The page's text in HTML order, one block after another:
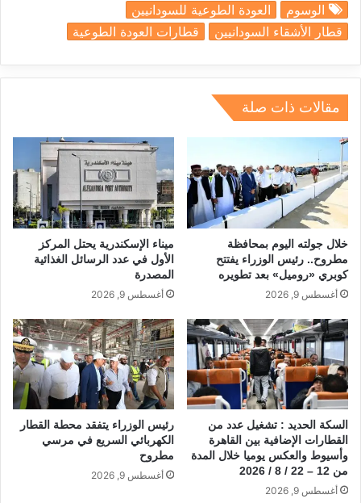
c
e
b
o
o
k
ai
l
at
s
A
p
e
a
d
e
gr
a
k
e
dI
ar
e
الوسوم
العودة الطوعية للسودانيين
قطار الأشقاء السودانيين
قطارات العودة الطوعية
مقالات ذات صلة
خلال جولته اليوم بمحافظة
مطروح.. رئيس الوزراء يفتتح
كوبري «روميل» بعد تطويره
أغسطس 9, 2026
ميناء الإسكندرية يحتل المركز
الأول في عدد الرسائل الغذائية
المصدرة
أغسطس 9, 2026
السكة الحديد : تشغيل عدد من
القطارات الإضافية بين القاهرة
وأسيوط والعكس يوميا خلال المدة
من 12 – 22 / 8 / 2026
أغسطس 9, 2026
رئيس الوزراء يتفقد محطة القطار
الكهربائي السريع في مرسي
مطروح
أغسطس 9, 2026